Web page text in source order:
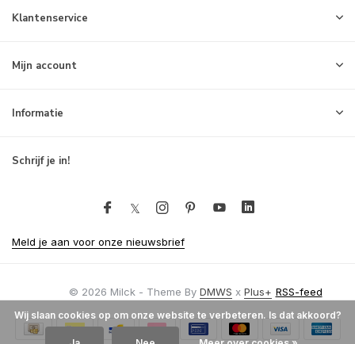
Klantenservice
Mijn account
Informatie
Schrijf je in!
Meld je aan voor onze nieuwsbrief
© 2026 Milck - Theme By DMWS x Plus+ RSS-feed
Wij slaan cookies op om onze website te verbeteren. Is dat akkoord?